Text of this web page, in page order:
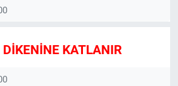
DİKENİNE KATLANIR